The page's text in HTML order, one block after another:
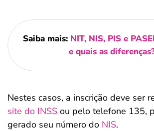
Saiba mais: NIT, NIS, PIS e
e quais as
Nestes casos, a inscrição deve ser
site do INSS ou pelo telefone 135,
gerado seu número do NIS.